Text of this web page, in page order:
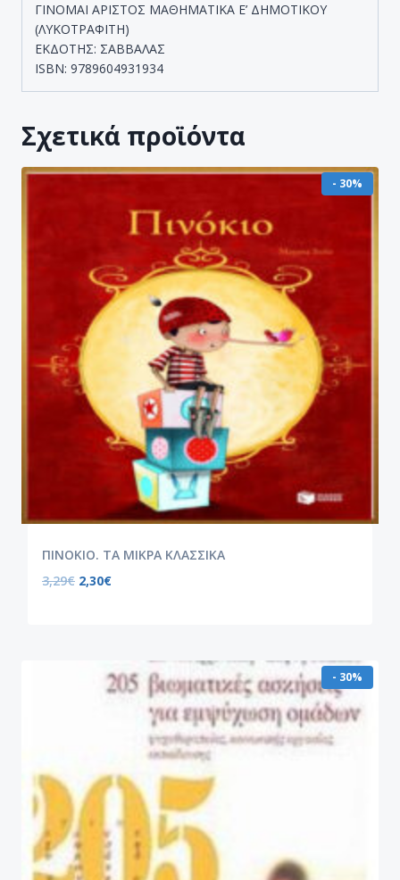
ΓΙΝΟΜΑΙ ΑΡΙΣΤΟΣ ΜΑΘΗΜΑΤΙΚΑ Ε’ ΔΗΜΟΤΙΚΟΥ
(ΛΥΚΟΤΡΑΦΙΤΗ)
ΕΚΔΟΤΗΣ: ΣΑΒΒΑΛΑΣ
ISBN: 9789604931934
Σχετικά προϊόντα
- 30%
ΠΙΝΟΚΙΟ. ΤΑ ΜΙΚΡΑ ΚΛΑΣΣΙΚΑ
3,29€ 2,30€
- 30%